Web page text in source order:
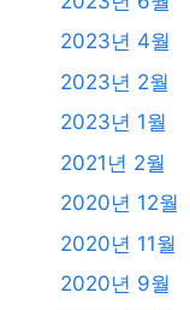
2023년 4월
2023년 2월
2023년 1월
2021년 2월
2020년 12월
2020년 11월
2020년 9월